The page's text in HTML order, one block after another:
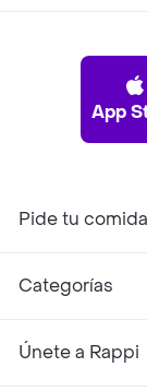
App
Pide tu
Categorías
Únete a Rappi